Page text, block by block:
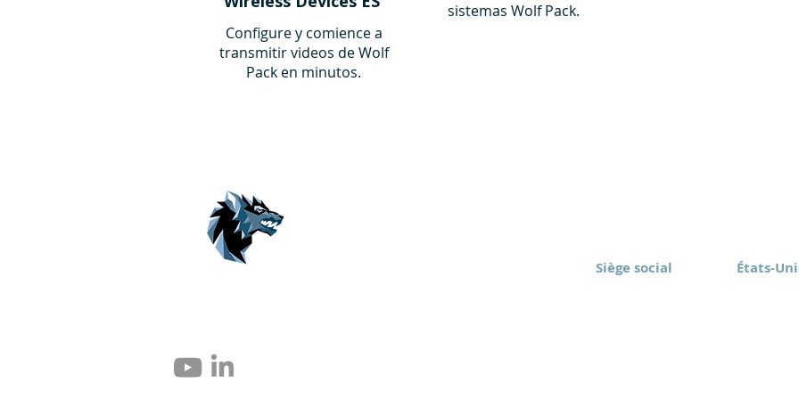
Configure y comience a
transmitir videos de Wolf
Pack en minutos.
sistemas Wolf Pack.
Siège social États-